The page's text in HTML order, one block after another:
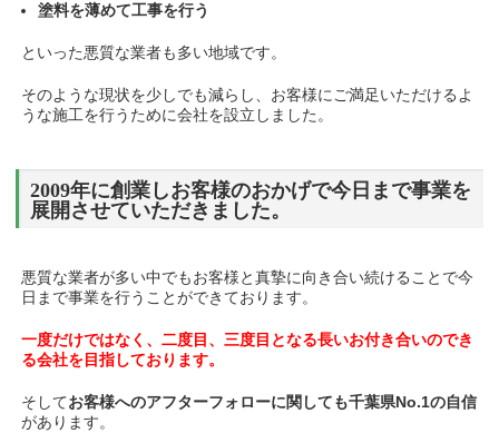
塗料を薄めて工事を行う
といった悪質な業者も多い地域です。
そのような現状を少しでも減らし、お客様にご満足いただけるよ
うな施工を行うために会社を設立しました。
2009年に創業しお客様のおかげで今日まで事業を
展開させていただきました。
悪質な業者が多い中でもお客様と真摯に向き合い続けることで今
日まで事業を行うことができております。
一度だけではなく、二度目、三度目となる長いお付き合いのでき
る会社を目指しております。
そしてお客様へのアフターフォローに関しても千葉県No.1の自信
があります。